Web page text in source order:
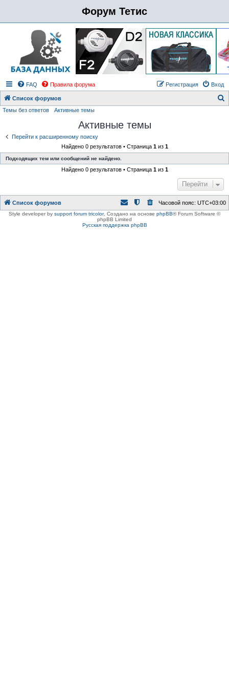
Форум Тетис
FAQ Правила форума Вход
Регистрация
Список форумов
Темы без ответов Активные темы
Активные темы
Перейти к расширенному поиску
Найдено 0 результатов • Страница 1из 1
Подходящих тем или сообщений не найдено.
Найдено 0 результатов • Страница 1из 1
Перейти
Список форумов Часовой пояс: UTC+03:00
Style developer by support forum tricolor, Создано на основе phpBB® Forum Software ©
phpBB Limited
Русская поддержка phpBB